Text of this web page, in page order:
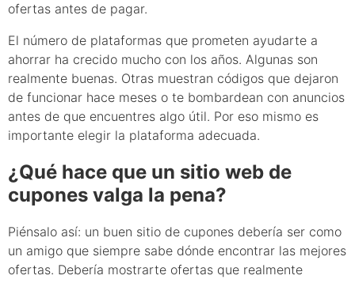
ofertas antes de pagar.
El número de plataformas que prometen ayudarte a
ahorrar ha crecido mucho con los años. Algunas son
realmente buenas. Otras muestran códigos que dejaron
de funcionar hace meses o te bombardean con anuncios
antes de que encuentres algo útil. Por eso mismo es
importante elegir la plataforma adecuada.
¿Qué hace que un sitio web de
cupones valga la pena?
Piénsalo así: un buen sitio de cupones debería ser como
un amigo que siempre sabe dónde encontrar las mejores
ofertas. Debería mostrarte ofertas que realmente